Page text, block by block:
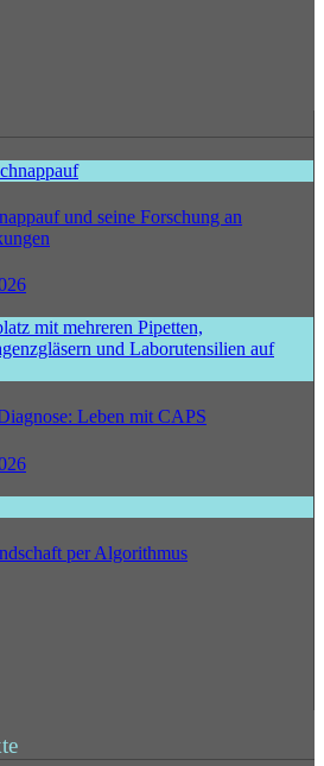
und seine Forschung an
Leben mit CAPS
per Algorithmus